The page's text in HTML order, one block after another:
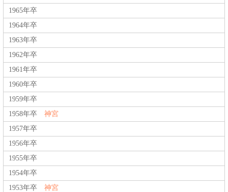
1965年卒
1964年卒
1963年卒
1962年卒
1961年卒
1960年卒
1959年卒
1958年卒 神宮
1957年卒
1956年卒
1955年卒
1954年卒
1953年卒 神宮